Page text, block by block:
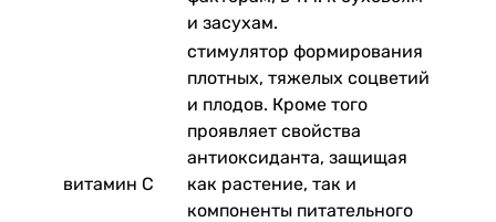
и засухам.
витамин С
стимулятор формирования
плотных, тяжелых соцветий
и плодов. Кроме того
проявляет свойства
антиоксиданта, защищая
как растение, так и
компоненты питательного